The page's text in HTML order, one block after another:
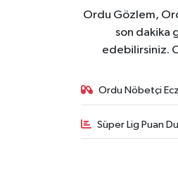
Ordu Gözlem,
son dakika
edebilirsiniz.
Ordu Nöbetçi
Süper Lig Puan